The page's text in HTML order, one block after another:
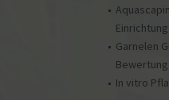
Garnelen
In vitro